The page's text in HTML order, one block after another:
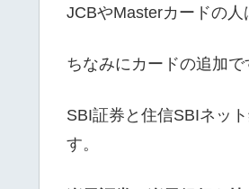
JCBやMasterカードの人
ちなみにカードの追加
SBI証券と住信SBIネッ
す。